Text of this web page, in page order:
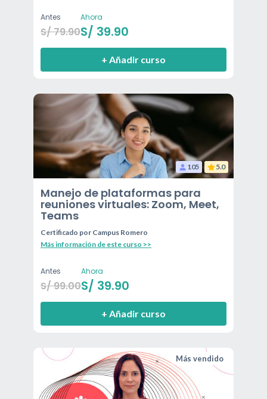
Antes
S/79.90
Ahora
S/ 39.90
+ Añadir curso
105 5.0
Manejo de plataformas para
reuniones virtuales: Zoom, Meet,
Teams
Certificado por Campus Romero
Más información de este curso >>
Antes
S/99.00
Ahora
S/ 39.90
+ Añadir curso
Más vendido